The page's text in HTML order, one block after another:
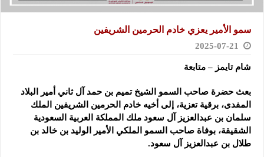
سمو الأمير يعزي خادم الحرمين الشريفين
2025-07-21
شام تايمز – متابعة
بعث حضرة صاحب السمو الشيخ تميم بن حمد آل ثاني أمير البلاد
المفدى، برقية تعزية، إلى أخيه خادم الحرمين الشريفين الملك
سلمان بن عبدالعزيز آل سعود ملك المملكة العربية السعودية
الشقيقة، بوفاة صاحب السمو الملكي الأمير الوليد بن خالد بن
طلال بن عبدالعزيز آل سعود.